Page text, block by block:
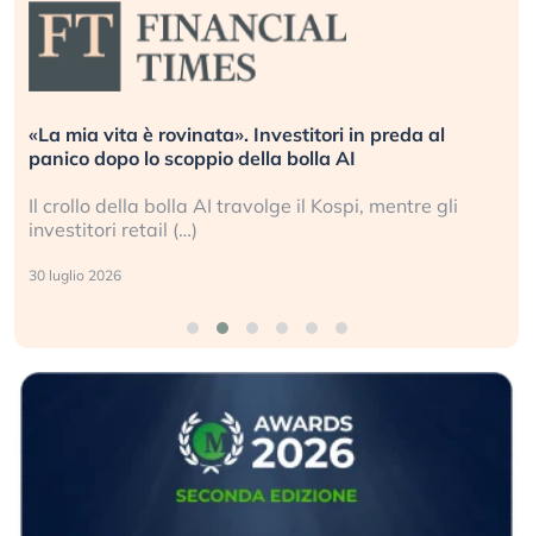
«La mia vita è rovinata». Investitori in preda al
panico dopo lo scoppio della bolla AI
Il crollo della bolla AI travolge il Kospi, mentre gli
investitori retail (…)
30 luglio 2026